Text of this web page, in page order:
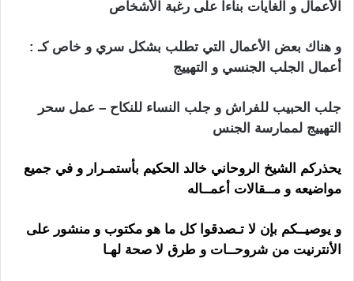
الأعمال و الغايات بناءاً على رغبة الأشخاص
و هناك بعض الأعمال التي تطلب بشكل سري و خاص كـ :
أعمال الجلب الجنسي و التهييج
جلب الحبيب للفراش و جلب النساء للنكاح – عمل سحر
التهييج لممارسة الجنس
يحذركم الشيخ الروحاني خالد الحكيم بأستمـرار و في جميع
مواضيعه و مــقالات أعمــاله
و يوصيــكم بإن لا تـصدقوا كل ما هو مكتوب و منشور على
الأنترنيت من شروحــات و طرق لا صحة لهـا